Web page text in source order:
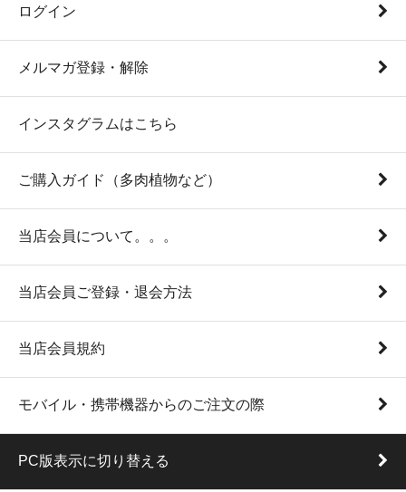
ログイン
メルマガ登録・解除
インスタグラムはこちら
ご購入ガイド（多肉植物など）
当店会員について。。。
当店会員ご登録・退会方法
当店会員規約
モバイル・携帯機器からのご注文の際
PC版表示に切り替える